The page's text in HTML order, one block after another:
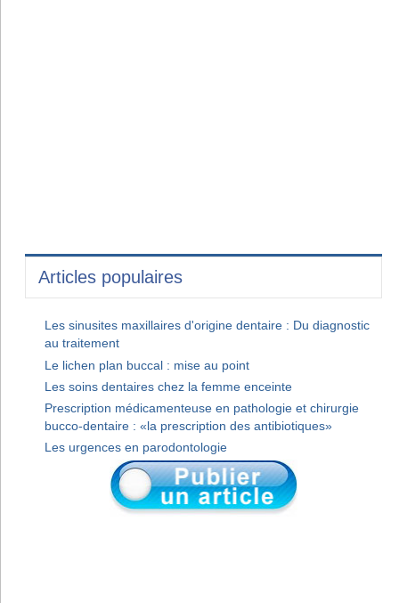
Articles populaires
Les sinusites maxillaires d'origine dentaire : Du diagnostic
au traitement
Le lichen plan buccal : mise au point
Les soins dentaires chez la femme enceinte
Prescription médicamenteuse en pathologie et chirurgie
bucco-dentaire : «la prescription des antibiotiques»
Les urgences en parodontologie